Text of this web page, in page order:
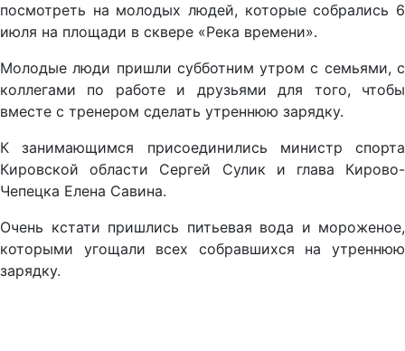
посмотреть на молодых людей, которые собрались 6
июля на площади в сквере «Река времени».
Молодые люди пришли субботним утром с семьями, с
коллегами по работе и друзьями для того, чтобы
вместе с тренером сделать утреннюю зарядку.
К занимающимся присоединились министр спорта
Кировской области Сергей Сулик и глава Кирово-
Чепецка Елена Савина.
Очень кстати пришлись питьевая вода и мороженое,
которыми угощали всех собравшихся на утреннюю
зарядку.